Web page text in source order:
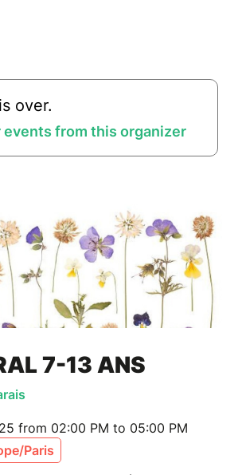
over.
events from this organizer
7-13 ANS
from 02:00 PM to 05:00 PM
Paris